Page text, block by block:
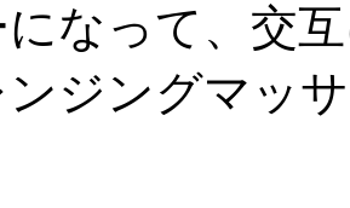
なって、交
ジングマッ